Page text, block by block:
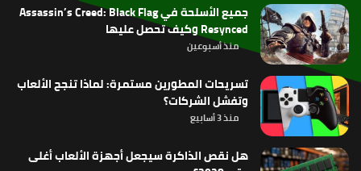
جميع الأسلحة في Assassin’s Creed: Black Flag
Resynced وكيف تحصل عليها
منذ أسبوعين
تسريحات المطورين مستمرة: لماذا تنجح الألعاب
وتفشل الشركات؟
منذ 3 أسابيع
هل نقص الذاكرة سيجعل أجهزة الألعاب أغلى